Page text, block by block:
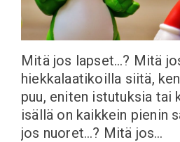
Mitä jos lapset…? Mitä
hiekkalaatikoilla siitä,
puu, eniten istutuksia tai
isällä on kaikkein pienin
jos nuoret…? Mitä jos…